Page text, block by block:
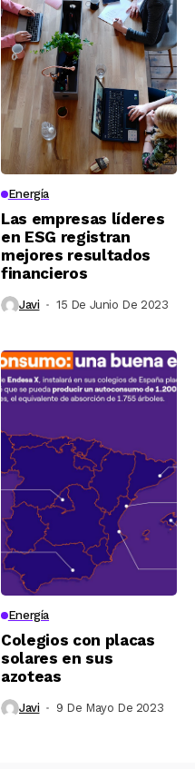
Energía
Las empresas líderes
en ESG registran
mejores resultados
financieros
Javi 15 De Junio De 2023
Energía
Colegios con placas
solares en sus
azoteas
Javi 9 De Mayo De 2023